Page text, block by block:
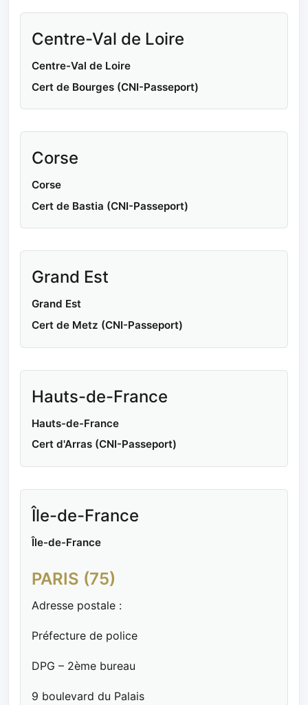
Centre-Val de Loire
Centre-Val de Loire
Cert de Bourges (CNI-Passeport)
Corse
Corse
Cert de Bastia (CNI-Passeport)
Grand Est
Grand Est
Cert de Metz (CNI-Passeport)
Hauts-de-France
Hauts-de-France
Cert d'Arras (CNI-Passeport)
Île-de-France
Île-de-France
PARIS (75)
Adresse postale :
Préfecture de police
DPG – 2ème bureau
9 boulevard du Palais